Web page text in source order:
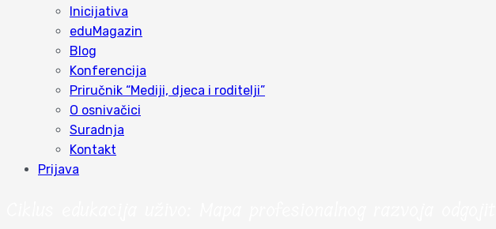
Inicijativa
eduMagazin
Blog
Konferencija
Priručnik “Mediji, djeca i roditelji”
O osnivačici
Suradnja
Kontakt
Prijava